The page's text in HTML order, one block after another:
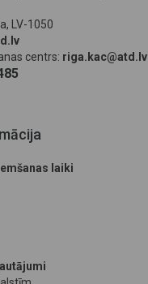
LV-1050
centrs: riga.kac@atd.lv
laiki